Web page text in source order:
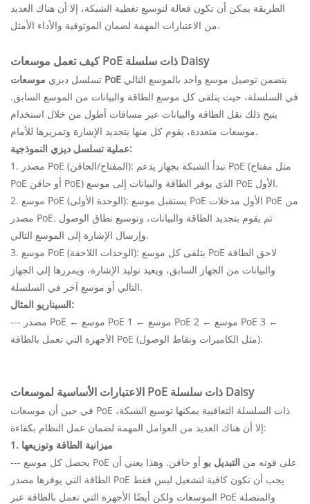
الطريقة يمكن أن تكون فعالة لتوسيع تغطية الشبكة، إلا أن هناك العديد
من الاعتبارات المهمة لضمان الموثوقية والأداء الأمثل.
كيف تعمل موسعات PoE ذات سلسلة Daisy
تسلسل ديزي موسعات PoE
في السلسلة، حيث يتلقى كل موسع الطاقة والبيانات من الموسع السابق.
يتيح ذلك نقل الطاقة والبيانات عبر مسافات أطول من خلال استخدام
موسعات متعددة، يقوم كل منها بتجديد الإشارة وتمريرها للأمام.
عملية تسلسل ديزي النموذجية:
1. مصدر PoE (المفتاح/الحاقن): تبدأ الشبكة بجهاز يدعم PoE (مثل مفتاح
PoE أو حاقن PoE) الذي يوفر الطاقة والبيانات إلى موسع PoE الأول.
2. موسع PoE (الوحدة الأولى): يستقبل موسع PoE الأول مدخلات PoE من
مصدر PoE. ثم يقوم بتجديد الطاقة والبيانات، وتوسيع نطاق الوصول
وإرسال الإشارة إلى الموسع التالي.
3. موسع PoE (الوحدات اللاحقة): يتلقى كل موسع PoE لاحق الطاقة
والبيانات من الجهاز السابق، ويعيد توليد الإشارة، ويمررها إلى الجهاز
التالي أو موسع آخر في السلسلة.
السيناريو المثال:
--- مصدر PoE ← موسع PoE 1 ← موسع PoE 2 ← موسع PoE 3 ←
الأجهزة التي تعمل بالطاقة PoE (مثل الكاميرات ونقاط الوصول).
الاعتبارات الأساسية لموسعات PoE ذات سلسلة Daisy
في حين أن موسعات PoE ذات السلسلة التعاقبية يمكنها توسيع الشبكة،
إلا أن هناك العديد من العوامل المهمة لضمان عمل النظام بكفاءة:
1. ميزانية الطاقة وتوزيعها
--- يحصل كل موسع PoE على قوته من التبديل بو أو حاقن. وهذا يعني أن
الطاقة التي يوفرها مصدر PoE يجب أن تكون كافية لتشغيل ليس فقط
الموسعات ولكن أيضًا الأجهزة التي تعمل بالطاقة عبر PoE والمتصلة